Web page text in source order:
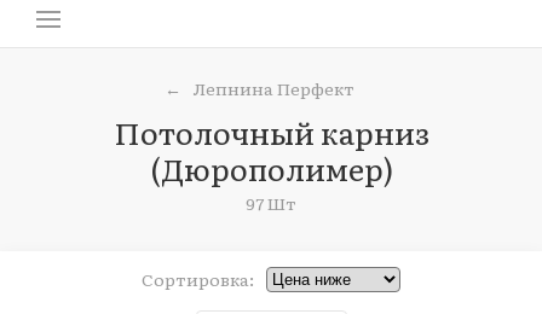
Лепнина Перфект
Потолочный карниз
(Дюрополимер)
97 Шт
Сортировка: